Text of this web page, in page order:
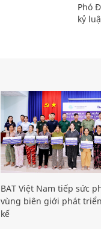
Phó
kỷ
BAT Việt Nam tiếp sức
vùng biên giới phát
kế